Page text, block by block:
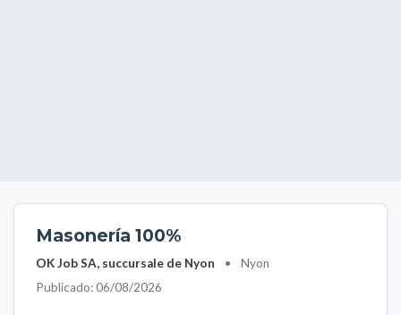
Masonería 100%
OK Job SA, succursale de Nyon •
Nyon
Publicado: 06/08/2026